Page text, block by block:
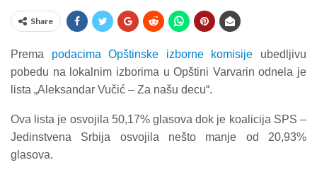
Share
Prema podacima Opštinske izborne komisije ubedljivu
pobedu na lokalnim izborima u Opštini Varvarin odnela je
lista „Aleksandar Vučić – Za našu decu“.
Ova lista je osvojila 50,17% glasova dok je koalicija SPS –
Jedinstvena Srbija osvojila nešto manje od 20,93%
glasova.